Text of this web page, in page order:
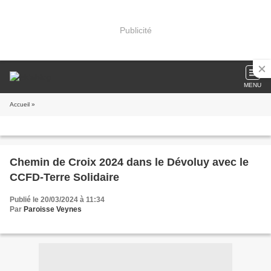
Publicité
MENU
Accueil »
Chemin de Croix 2024 dans le Dévoluy avec le
CCFD-Terre Solidaire
Publié le 20/03/2024 à 11:34
Par Paroisse Veynes